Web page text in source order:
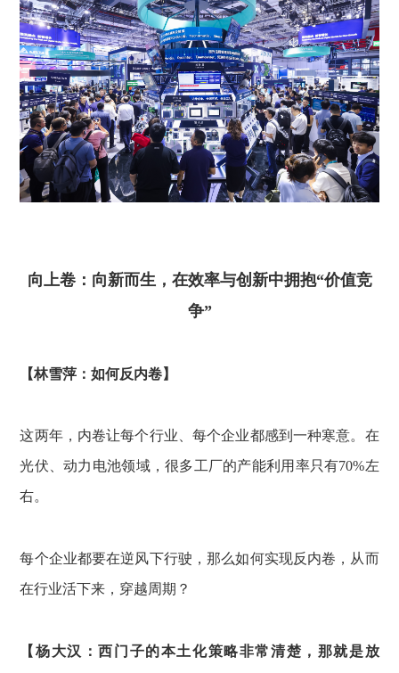
向上卷：向新而生，在效率与创新中拥抱“价值竞
争”
【林雪萍：如何反内卷】
这两年，内卷让每个行业、每个企业都感到一种寒意。在
光伏、动力电池领域，很多工厂的产能利用率只有70%左
右。
每个企业都要在逆风下行驶，那么如何实现反内卷，从而
在行业活下来，穿越周期？
【杨大汉：西门子的本土化策略非常清楚，那就是放